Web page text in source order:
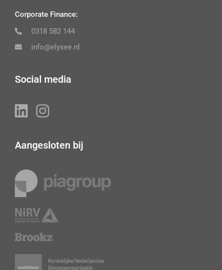
Corporate Finance:
0318 582 144
info@elysee.nl
Social media
Aangesloten bij